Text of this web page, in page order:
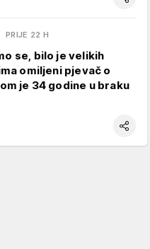
PRIJE 22 H
se, bilo je velikih
omiljeni pjevač o
je 34 godine u braku